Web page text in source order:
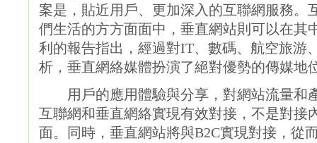
案是，貼近用戶、更加深入的互聯網服務。
們生活的方方面面中，垂直網站則可以在其
利的報告指出，經過對IT、數碼、航空旅游
析，垂直網絡媒體扮演了絕對優勢的傳媒地
用戶的應用體驗與分享，對網站流量和
互聯網和垂直網絡實現有效對接，不是對接
面。同時，垂直網站將與B2C實現對接，從